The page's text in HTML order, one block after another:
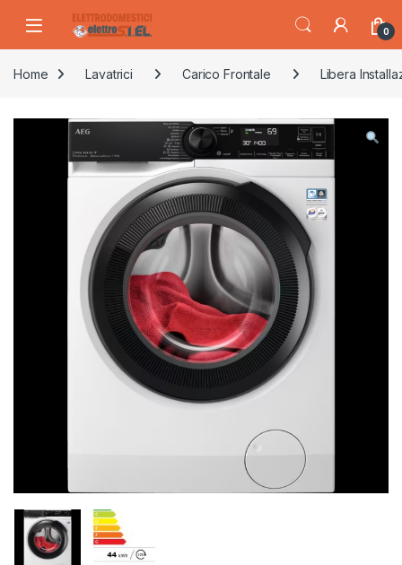
0
Home Lavatrici Carico Frontale Libera